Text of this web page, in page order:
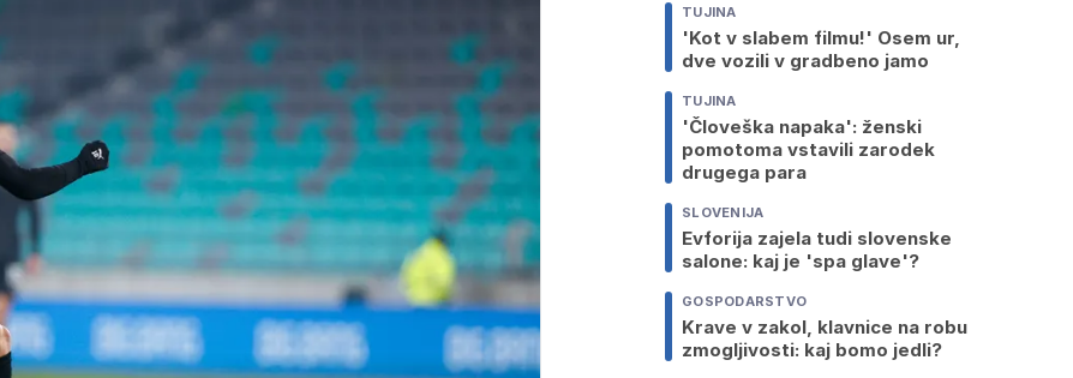
TUJINA
'Kot v slabem filmu!' Osem ur,
dve vozili v gradbeno jamo
TUJINA
'Človeška napaka': ženski
pomotoma vstavili zarodek
drugega para
SLOVENIJA
Evforija zajela tudi slovenske
salone: kaj je 'spa glave'?
GOSPODARSTVO
Krave v zakol, klavnice na robu
zmogljivosti: kaj bomo jedli?